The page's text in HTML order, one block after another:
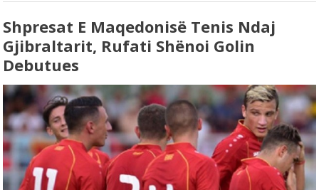
Shpresat E Maqedonisë Tenis Ndaj
Gjibraltarit, Rufati Shënoi Golin
Debutues